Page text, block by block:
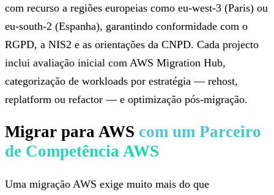
com recurso a regiões europeias como eu-west-3 (Paris) ou
eu-south-2 (Espanha), garantindo conformidade com o
RGPD, a NIS2 e as orientações da CNPD. Cada projecto
inclui avaliação inicial com AWS Migration Hub,
categorização de workloads por estratégia — rehost,
replatform ou refactor — e optimização pós-migração.
Migrar para AWS com um Parceiro
de Competência AWS
Uma migração AWS exige muito mais do que